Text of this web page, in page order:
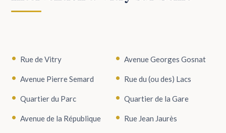
Rue de Vitry Avenue Georges Gosnat
Avenue Pierre Semard Rue du (ou des) Lacs
Quartier du Parc Quartier de la Gare
Avenue de la République Rue Jean Jaurès